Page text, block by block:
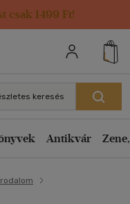
csak 1499 Ft!
keresés
Antikvár